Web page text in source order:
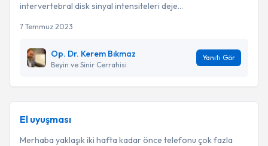
intervertebral disk sinyal intensiteleri deje...
7 Temmuz 2023
Op. Dr. Kerem Bıkmaz
Beyin ve Sinir Cerrahisi
Yanıtı Gör
El uyuşması
Merhaba yaklaşık iki hafta kadar önce telefonu çok fazla